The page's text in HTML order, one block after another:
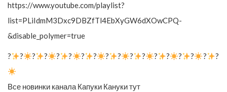
https://www.youtube.com/playlist?
list=PLiIdmM3Dxc9DBZfTl4EbXyGW6dXOwCPQ-
&disable_polymer=true
? ? ? ? ? ? ? ? ? ? ? ? ? ? ? ? ? ?
Все новинки канала Капуки Кануки тут